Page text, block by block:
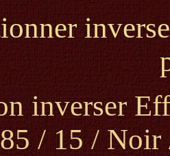
inverser
85 / 15 /